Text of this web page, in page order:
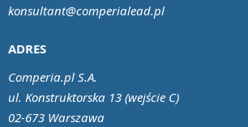
ADRES
Comperia.pl S.A.
ul. Konstruktorska 13 (wejście C)
02-673 Warszawa
konsultant@comperialead.pl